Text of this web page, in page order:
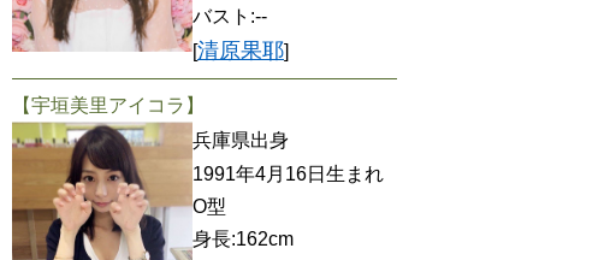
バスト:--
[清原果耶]
【宇垣美里アイコラ】
兵庫県出身
1991年4月16日生まれ
O型
身長:162cm